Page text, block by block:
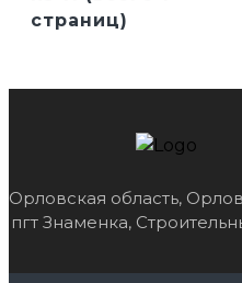
страниц)
Орловская область,
пгт Знаменка,